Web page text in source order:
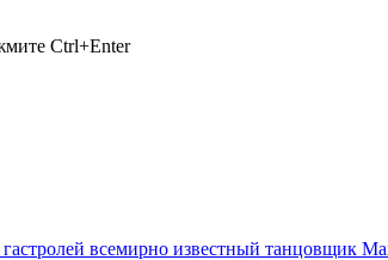
Ctrl+Enter
всемирно известный танцовщик